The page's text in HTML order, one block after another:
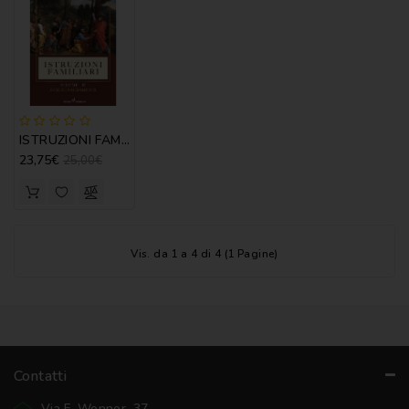
NOVENA
PERGAMENE
PREGHIERE
REGISTRI
PARROCCHIALI
PER
ISTRUZIONI FAMILIARI VOL. IV - I VIZI E I SCARAMENTI
23,75€
Vis. da 1 a 4 di 4 (1 Pagine)
Contatti